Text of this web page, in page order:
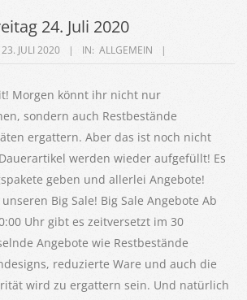
24. Juli 2020
23. JULI 2020 IN: ALLGEMEIN
Morgen könnt ihr nicht nur
sondern auch Restbestände
ergattern. Aber das ist noch nicht
werden wieder aufgefüllt! Es
geben und allerlei Angebote!
Big Sale! Big Sale Angebote Ab
Uhr gibt es zeitversetzt im 30
Angebote wie Restbestände
reduzierte Ware und auch die
wird zu ergattern sein. Und natürlich